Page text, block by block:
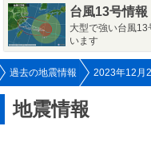
台風13号情報
大型で強い台風
います
過去の地震情報 2023年12月
地震情報